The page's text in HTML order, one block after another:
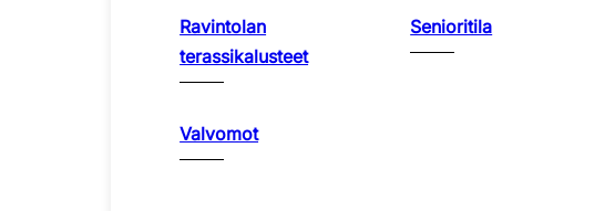
Ravintolan
terassikalusteet
Senioritila
Valvomot